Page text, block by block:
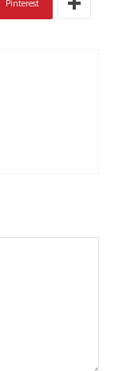
Pinterest